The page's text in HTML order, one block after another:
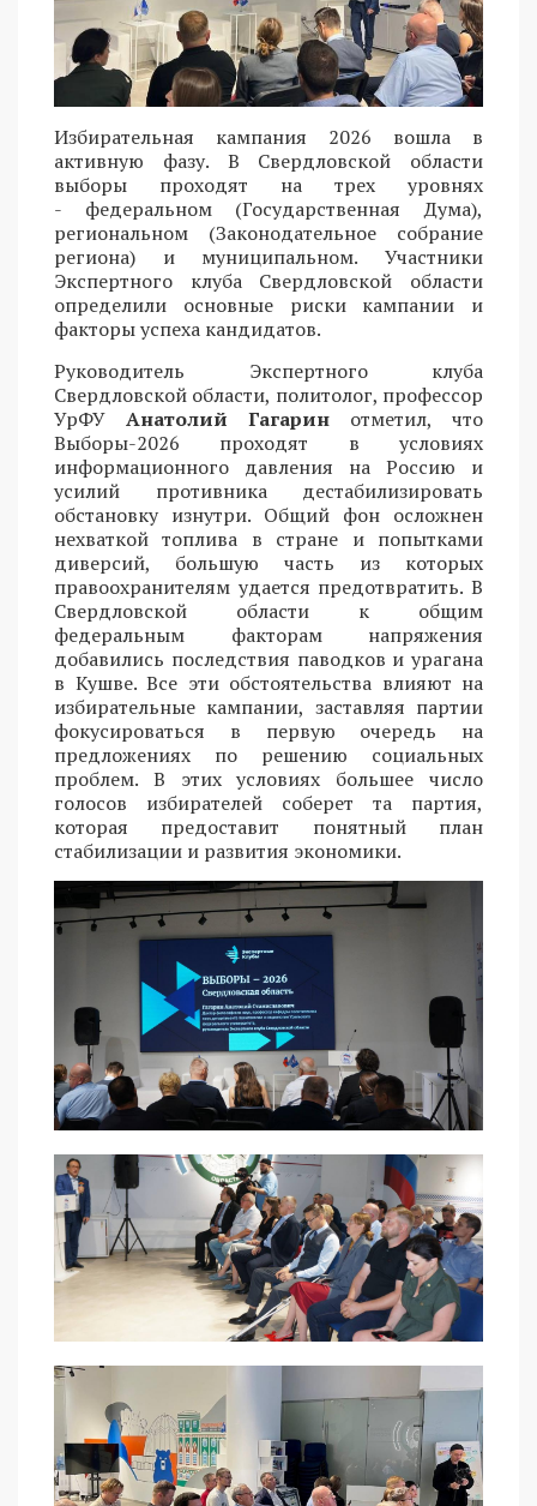
Избирательная кампания 2026 вошла в
активную фазу. В Свердловской области
выборы проходят на трех уровнях
- федеральном (Государственная Дума),
региональном (Законодательное собрание
региона) и муниципальном. Участники
Экспертного клуба Свердловской области
определили основные риски кампании и
факторы успеха кандидатов.
Руководитель Экспертного клуба
Свердловской области, политолог, профессор
УрФУ Анатолий Гагарин отметил, что
Выборы-2026 проходят в условиях
информационного давления на Россию и
усилий противника дестабилизировать
обстановку изнутри. Общий фон осложнен
нехваткой топлива в стране и попытками
диверсий, большую часть из которых
правоохранителям удается предотвратить. В
Свердловской области к общим
федеральным факторам напряжения
добавились последствия паводков и урагана
в Кушве. Все эти обстоятельства влияют на
избирательные кампании, заставляя партии
фокусироваться в первую очередь на
предложениях по решению социальных
проблем. В этих условиях большее число
голосов избирателей соберет та партия,
которая предоставит понятный план
стабилизации и развития экономики.